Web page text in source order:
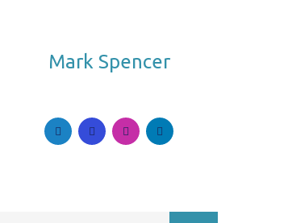
Mark Spencer